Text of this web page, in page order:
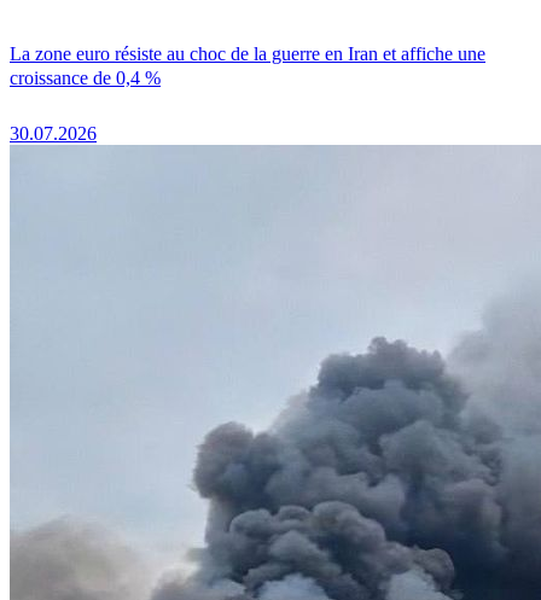
La zone euro résiste au choc de la guerre en Iran et affiche une
croissance de 0,4 %
30.07.2026